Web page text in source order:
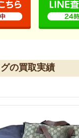
の買取実績